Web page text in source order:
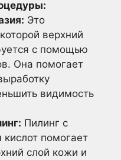
Это
верхний
с помощью
Она помогает
видимость
Пилинг с
кислот помогает
слой кожи и